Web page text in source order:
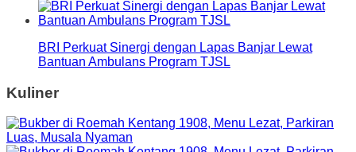
BRI Perkuat Sinergi dengan Lapas Banjar Lewat
Bantuan Ambulans Program TJSL
Kuliner